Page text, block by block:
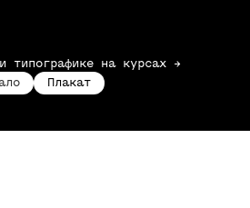
типографике на курсах →
Плакат